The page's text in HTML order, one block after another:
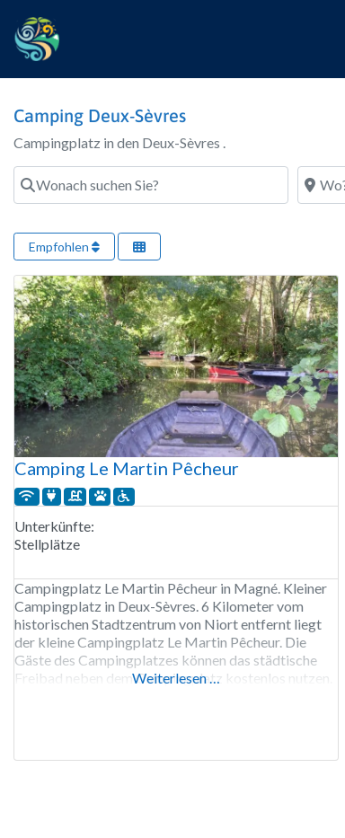
Camping Deux-Sèvres
Campingplatz in den Deux-Sèvres .
Wonach suchen Sie?
Wo?
Empfohlen
Camping Le Martin Pêcheur
Unterkünfte:
Stellplätze
Campingplatz Le Martin Pêcheur in Magné. Kleiner
Campingplatz in Deux-Sèvres. 6 Kilometer vom
historischen Stadtzentrum von Niort entfernt liegt
der kleine Campingplatz Le Martin Pêcheur. Die
Gäste des Campingplatzes können das städtische
Freibad neben dem Campingplatz kostenlos nutzen.
Weiterlesen …